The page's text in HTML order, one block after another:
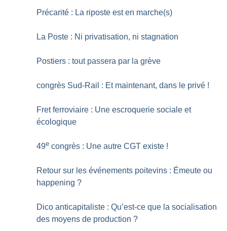
Précarité : La riposte est en marche(s)
La Poste : Ni privatisation, ni stagnation
Postiers : tout passera par la grève
congrès Sud-Rail : Et maintenant, dans le privé !
Fret ferroviaire : Une escroquerie sociale et
écologique
49e congrès : Une autre CGT existe !
Retour sur les événements poitevins : Émeute ou
happening ?
Dico anticapitaliste : Qu’est-ce que la socialisation
des moyens de production ?